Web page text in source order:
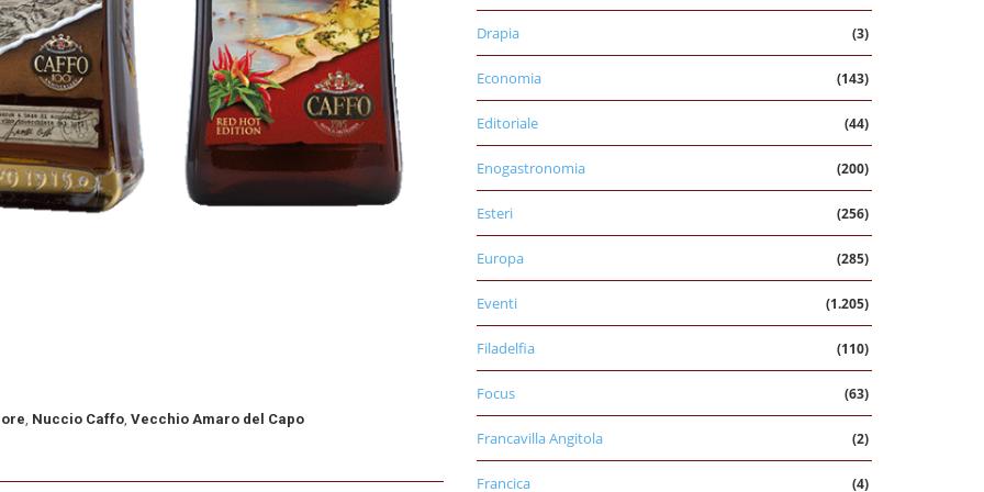
, Nuccio Caffo, Vecchio Amaro del Capo
Drapia (3)
Economia (143)
Editoriale (44)
Enogastronomia (200)
Esteri (256)
Europa (285)
Eventi (1.205)
Filadelfia (110)
Focus (63)
Francavilla Angitola (2)
Francica (4)